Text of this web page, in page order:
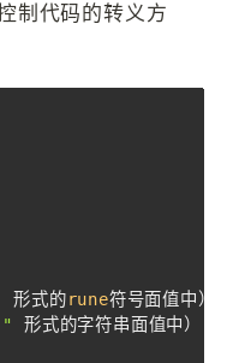
制代码的转义方
形式的rune符号面值中）
形式的字符串面值中）